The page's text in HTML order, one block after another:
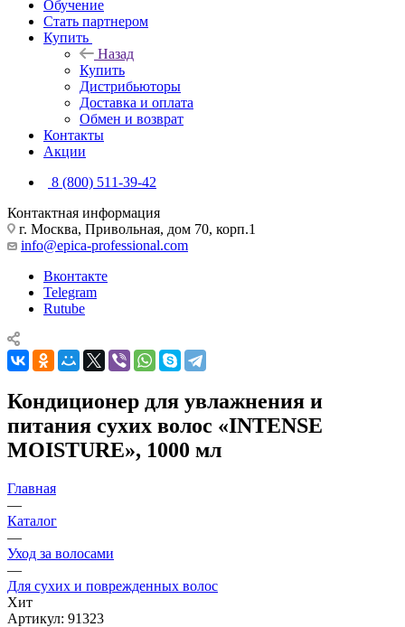
Обучение
Стать партнером
Купить
Назад
Купить
Дистрибьюторы
Доставка и оплата
Обмен и возврат
Контакты
Акции
8 (800) 511-39-42
Контактная информация
г. Москва, Привольная, дом 70, корп.1
info@epica-professional.com
Вконтакте
Telegram
Rutube
Кондиционер для увлажнения и
питания сухих волос «INTENSE
MOISTURE», 1000 мл
Главная
—
Каталог
—
Уход за волосами
—
Для сухих и поврежденных волос
Хит
Артикул: 91323